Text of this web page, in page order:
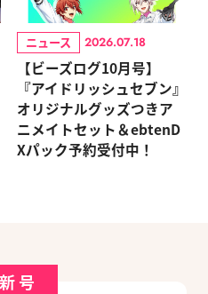
ニュース 2026.07.18
【ビーズログ10月号】
『アイドリッシュセブン』
オリジナルグッズつきア
ニメイトセット＆ebtenD
Xパック予約受付中！
号